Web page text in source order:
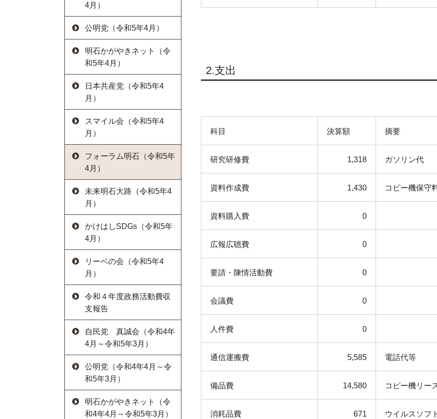
4月）
公明党（令和5年4月）
明石かがやきネット（令
和5年4月）
日本共産党（令和5年4
月）
スマイル会（令和5年4
月）
フォーラム明石（令和5年
4月）
未来明石大路（令和5年4
月）
かけはしSDGs（令和5年
4月）
リーベの会（令和5年4
月）
令和４年度政務活動費収
支報告
自民党 真誠会（令和4年
4月～令和5年3月）
公明党（令和4年4月～令
和5年3月）
明石かがやきネット（令
和4年4月～令和5年3月）
2.支出
科目 決算額 摘要
研究研修費 1,318 ガソリン代
資料作成費 1,430 コピー機保守
資料購入費 0
広報広聴費 0
要請・陳情活動費 0
会議費 0
人件費 0
通信運搬費 5,585 電話代等
備品費 14,580 コピー機リー
消耗品費 671 ウイルスソフ